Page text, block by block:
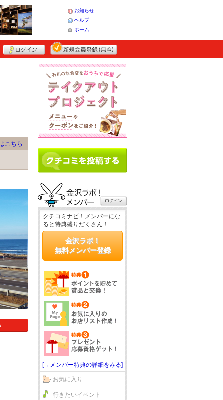
お知らせ
ヘルプ
ホーム
こちら
クチコミナビ！メンバーにな
ると特典盛りだくさん！
金沢ラボ！
無料メンバー登録
[→メンバー特典の詳細をみる]
お気に入り
行きたいイベント